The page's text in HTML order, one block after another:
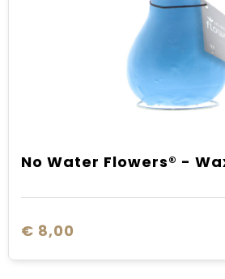
No Water Flowers® -
€ 8,00